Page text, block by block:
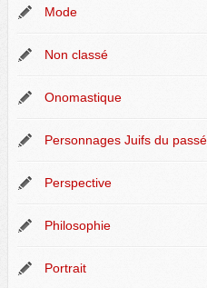
Mode
Non classé
Onomastique
Personnages Juifs du passé
Perspective
Philosophie
Portrait